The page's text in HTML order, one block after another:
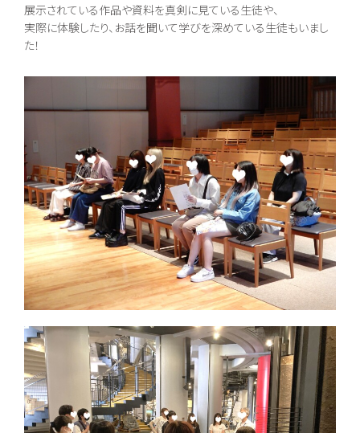
採用情報
コンテンツ
本校について
組織・沿革
池高とは
あいさつ
情報公開
ご寄付のお願い
コース紹介
総合コース [札幌本
校]
一般コース
進路実現コース
集中スクーリングコ
ース
地域キャンパス
入学案内
生徒募集要項
学費納入ほか
新入学
編入学
オープンキャンパス
個別相談会
随時個別相談
Voice
教員メッセージ
在校生メッセージ
展示されている作品や資料を真剣に見ている生徒や、
実際に体験したり、お話を聞いて学びを深めている生徒もいまし
た！